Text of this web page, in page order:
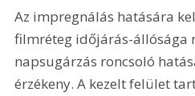
Az impregnálás hatására
filmréteg időjárás-állósága
napsugárzás roncsoló
érzékeny. A kezelt felület